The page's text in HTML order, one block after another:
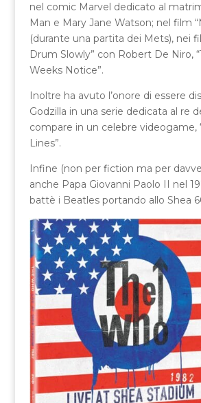
nel comic Marvel dedicato al
Man e Mary Jane Watson; nel film
(durante una partita dei Mets), nei
Drum Slowly” con Robert De Niro,
Weeks Notice”.
Inoltre ha avuto l’onore di essere
Godzilla in una serie dedicata al re
compare in un celebre videogame,
Lines”.
Infine (non per fiction ma per
anche Papa Giovanni Paolo II nel
battè i Beatles portando allo Shea